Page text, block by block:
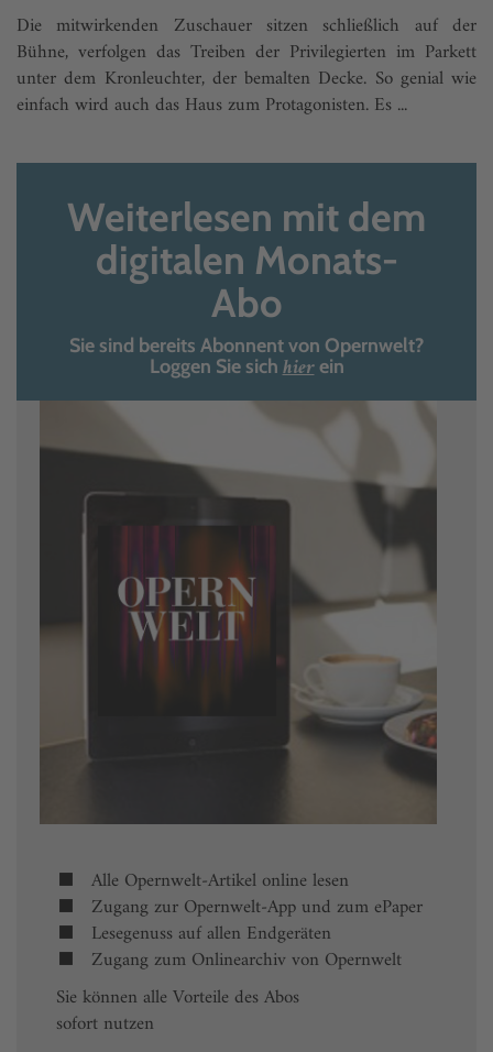
Die mitwirkenden Zuschauer sitzen schließlich auf der
Bühne, verfolgen das Treiben der Privilegierten im Parkett
unter dem Kronleuchter, der bemalten Decke. So genial wie
einfach wird auch das Haus zum Protagonisten. Es ...
Weiterlesen mit dem
digitalen Monats-
Abo
Sie sind bereits Abonnent von Opernwelt?
Loggen Sie sich hierein
Alle Opernwelt-Artikel online lesen
Zugang zur Opernwelt-App und zum ePaper
Lesegenuss auf allen Endgeräten
Zugang zum Onlinearchiv von Opernwelt
Sie können alle Vorteile des Abos
sofort nutzen